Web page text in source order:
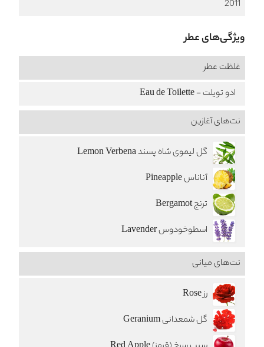
2011
ویژگی‌های عطر
غلظت عطر
ادو تویلت - Eau de Toilette
نت‌های آغازین
گل لیموی شاه پسند Lemon Verbena
آناناس Pineapple
ترنج Bergamot
اسطوخودوس Lavender
نت‌های میانی
رز Rose
گل شمعدانی Geranium